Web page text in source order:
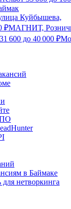
Куйбышева,
₽МАГНИТ,
31 600 до 40 000 ₽
ПО
в Баймаке
для нетворкинга